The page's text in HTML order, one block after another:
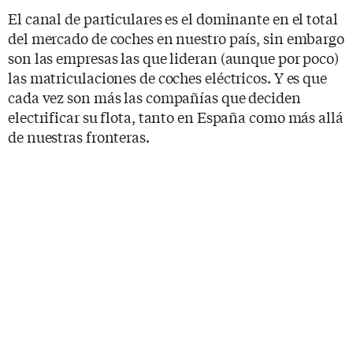
El canal de particulares es el dominante en el total
del mercado de coches en nuestro país, sin embargo
son las empresas las que lideran (aunque por poco)
las matriculaciones de coches eléctricos. Y es que
cada vez son más las compañías que deciden
electrificar su flota, tanto en España como más allá
de nuestras fronteras.